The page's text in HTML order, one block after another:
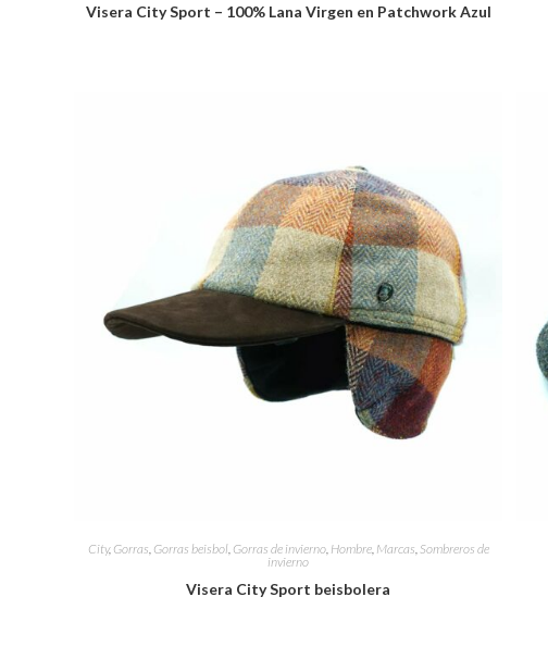
Visera City Sport – 100% Lana Virgen en Patchwork Azul
City, Gorras, Gorras beisbol, Gorras de invierno, Hombre, Marcas, Sombreros de
invierno
Visera City Sport beisbolera